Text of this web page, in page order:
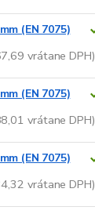
(EN 7075)
vrátane DPH)
(EN 7075)
vrátane DPH)
(EN 7075)
vrátane DPH)